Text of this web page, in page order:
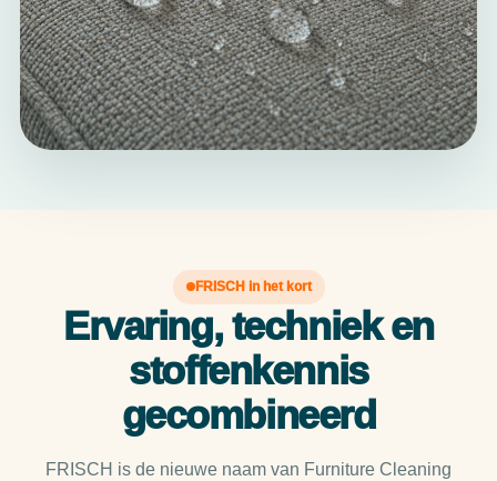
FRISCH in het kort
Ervaring, techniek en
stoffenkennis
gecombineerd
FRISCH is de nieuwe naam van Furniture Cleaning